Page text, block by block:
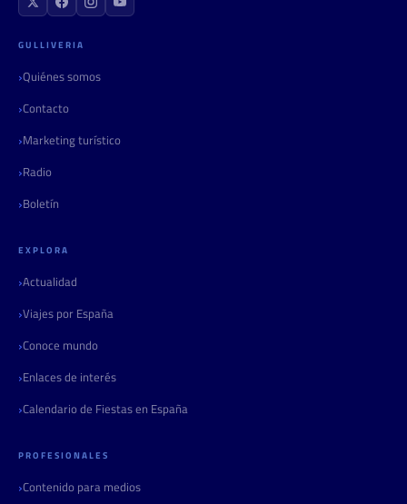
GULLIVERIA
Quiénes somos
Contacto
Marketing turístico
Radio
Boletín
EXPLORA
Actualidad
Viajes por España
Conoce mundo
Enlaces de interés
Calendario de Fiestas en España
PROFESIONALES
Contenido para medios